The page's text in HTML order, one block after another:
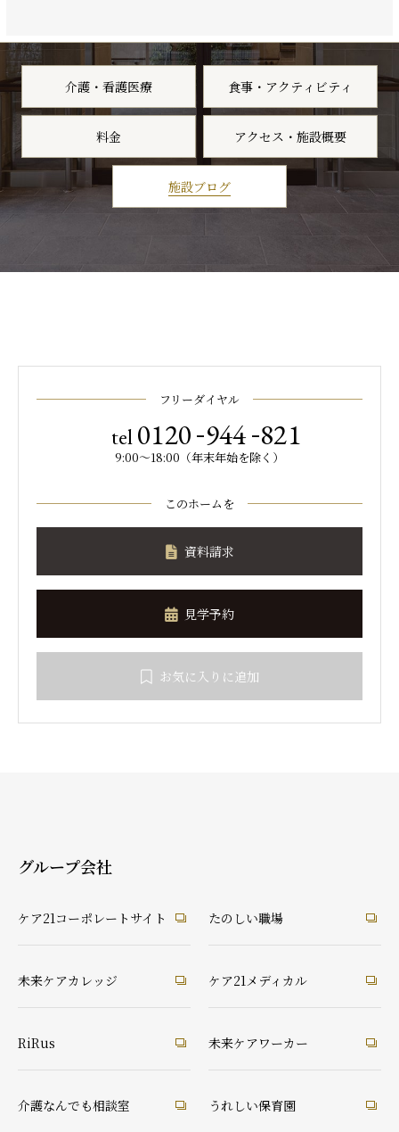
介護・看護医療 食事・アクティビティ
料金 アクセス・施設概要
施設ブログ
フリーダイヤル
tel0120-944-821
9:00～18:00（年末年始を除く）
このホームを
資料請求
見学予約
お気に入りに追加
グループ会社
ケア21コーポレートサイト たのしい職場
未来ケアカレッジ ケア21メディカル
RiRus 未来ケアワーカー
介護なんでも相談室 うれしい保育園